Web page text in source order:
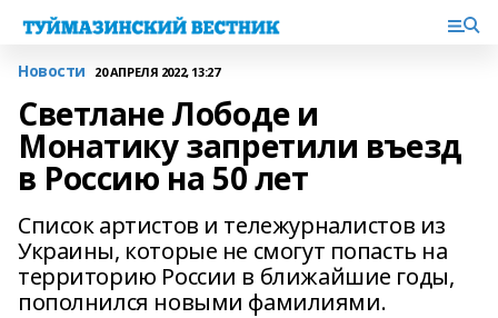
Новости 20 АПРЕЛЯ 2022, 13:27
Светлане Лободе и
Монатику запретили въезд
в Россию на 50 лет
Список артистов и тележурналистов из
Украины, которые не смогут попасть на
территорию России в ближайшие годы,
пополнился новыми фамилиями.